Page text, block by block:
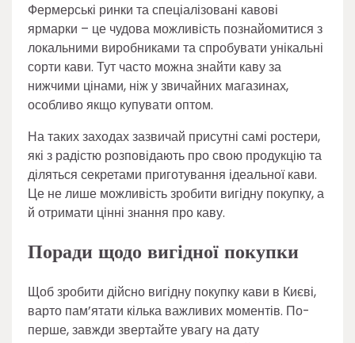
Фермерські ринки та спеціалізовані кавові
ярмарки – це чудова можливість познайомитися з
локальними виробниками та спробувати унікальні
сорти кави. Тут часто можна знайти каву за
нижчими цінами, ніж у звичайних магазинах,
особливо якщо купувати оптом.
На таких заходах зазвичай присутні самі ростери,
які з радістю розповідають про свою продукцію та
діляться секретами приготування ідеальної кави.
Це не лише можливість зробити вигідну покупку, а
й отримати цінні знання про каву.
Поради щодо вигідної покупки
Щоб зробити дійсно вигідну покупку кави в Києві,
варто пам’ятати кілька важливих моментів. По-
перше, завжди звертайте увагу на дату